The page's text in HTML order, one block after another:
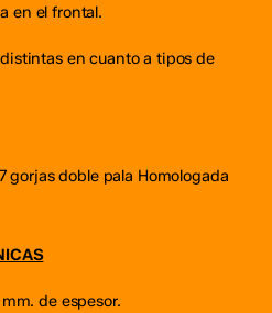
en el frontal.
en cuanto a tipos de
gorjas doble pala Homologada
de espesor.